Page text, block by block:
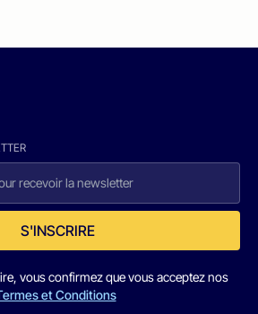
S'INSCRIRE
vous confirmez que vous acceptez nos
et Conditions